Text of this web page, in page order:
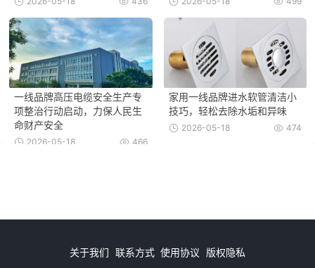
一线品牌高压电缆安全生产专
项整治行动启动，力保人民生
命财产安全
466
2026-05-18
家用一线品牌进水软管清洁小
技巧，轻松去除水垢和异味
474
2026-05-18
关于我们 联系方式 使用协议 版权隐私